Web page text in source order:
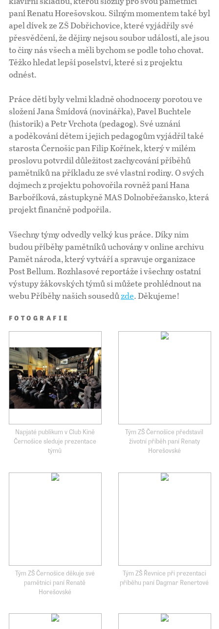
paní Renatu Horešovskou. Silným momentem také byl
apel dívek ze ZŠ Dobřichovice, které vyjádřily své
přesvědčení, že dějiny nejsou soubor událostí, ale jsou
to činy nás všech a měli bychom se podle toho chovat.
Těžko hledat lepší poselství, které si z projektu
odnést.
Práce dětí byly velmi kladně ohodnoceny porotou ve
složení Jana Šmídová (novinářka), Pavel Buchtele
(historik) a Petr Vrchota (pedagog). Své uznání
a poděkování dětem i jejich pedagogům vyjádřil také
starosta Černošic pan Filip Kořínek, který v milém
proslovu potvrdil důležitost zachycování příběhů
pamětníků na příkladu ze své vlastní rodiny. O svých
dojmech z projektu pohovořila rovněž paní Hana
Barboříková, zástupkyně MAS Dolnobřežansko, která
projekt finančně podpořila.
Všechny týmy odvedly velký kus práce. Díky nim
budou příběhy pamětníků uchovány v online archivu
Pamět národa, který vytváří a spravuje organizace
Post Bellum. Rozhlasové reportáže i všechny ostatní
výstupy žákovských týmů si můžete prohlédnout na
webu Příběhy našich sousedůzde. Děkujeme!
FOTOGRAFIE
Napjaté publikum v Club Kině
Černošice sleduje prezentace
týmů
Tým ZŠ Černošice představil
životní příběh paní Renaty
Horešovské
Tým ZŠ Černošice děkuje své
pamětnici paní Renatě
Horešovské
Tým ZŠ Řevnice při prezentaci
příběhu paní Dagmar Renertové